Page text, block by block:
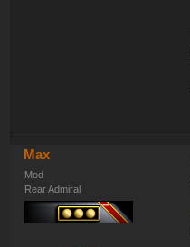
Max
Mod
Rear Admiral